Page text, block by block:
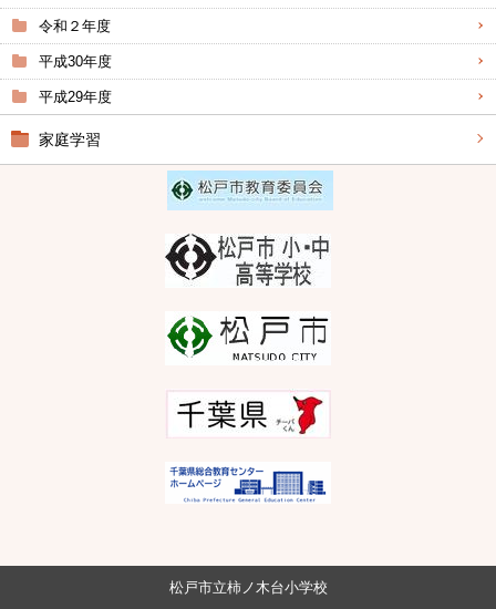
令和２年度
平成30年度
平成29年度
家庭学習
松戸市立柿ノ木台小学校